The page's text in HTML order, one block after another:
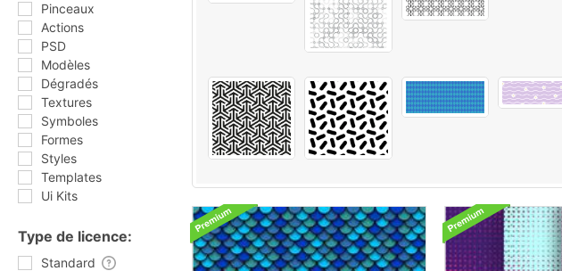
Pinceaux
Actions
PSD
Modèles
Dégradés
Textures
Symboles
Formes
Styles
Templates
Ui Kits
Type de licence:
Standard